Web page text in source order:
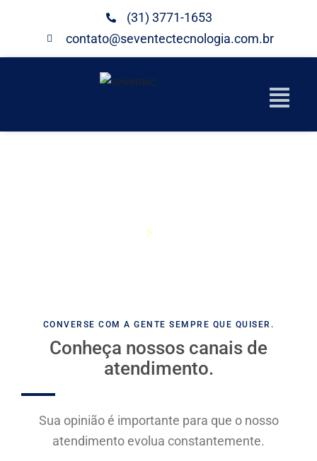
(31) 3771-1653
contato@seventectecnologia.com.br
CONVERSE COM A GENTE SEMPRE QUE QUISER.
Conheça nossos canais de
atendimento.
Sua opinião é importante para que o nosso
atendimento evolua constantemente.